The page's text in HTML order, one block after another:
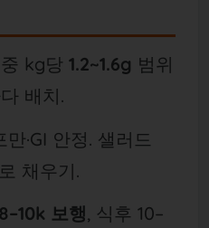
kg당 1.2~1.6g 범위
배치.
만·GI 안정. 샐러드
채우기.
8–10k 보행 , 식후 10–